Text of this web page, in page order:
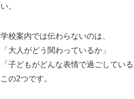
い。
学校案内では伝わらないのは、
「大人がどう関わっているか」
「子どもがどんな表情で過ごしている
この2つです。